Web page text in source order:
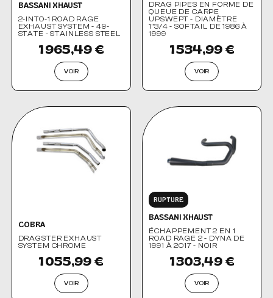
BASSANI XHAUST
2-INTO-1 ROAD RAGE
EXHAUST SYSTEM - 49-
STATE - STAINLESS STEEL
1 965,49 €
VOIR
DRAG PIPES EN FORME DE
QUEUE DE CARPE
UPSWEPT - DIAMÈTRE
1"3/4 - SOFTAIL DE 1986 À
1999
1 534,99 €
VOIR
COBRA
DRAGSTER EXHAUST
SYSTEM CHROME
1 055,99 €
VOIR
RUPTURE
BASSANI XHAUST
ÉCHAPPEMENT 2 EN 1
ROAD RAGE 2 - DYNA DE
1991 À 2017 - NOIR
1 303,49 €
VOIR